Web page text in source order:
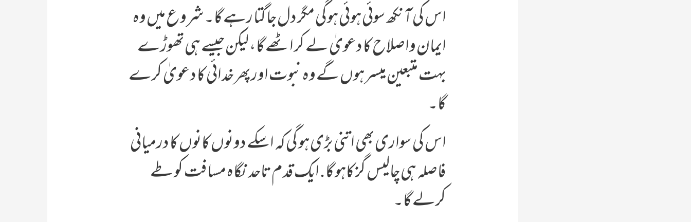
اس کی آنکھ سوئی ہوئی ہوگی مگر دل جاگتا رہے گا۔ شروع میں وہ
ایمان واصلاح کا دعویٰ لے کر اٹھے گا، لیکن جیسے ہی تھوڑے
بہت متبعین میسر ہوں گے وہ نبوت اور پھر خدائی کا دعویٰ کرے
گا۔
اس کی سواری بھی اتنی بڑی ہو گی کہ اسکے دونوں کانوں کا درمیانی
فاصلہ ہی چالیس گز کاہو گا. ایک قدم تاحد نگاہ مسافت کو طے
کرلے گا۔